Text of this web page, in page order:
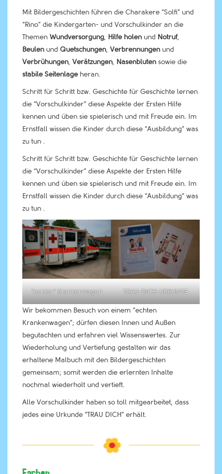
Mit Bildergeschichten führen die Charakere “Solfi” und
“Rino” die Kindergarten- und Vorschulkinder an die
Themen Wundversorgung, Hilfe holen und Notruf,
Beulen und Quetschungen, Verbrennungen und
Verbrühungen, Verätzungen, Nasenbluten sowie die
stabile Seitenlageheran.
Schritt für Schritt bzw. Geschichte für Geschichte lernen
die “Vorschulkinder” diese Aspekte der Ersten Hilfe
kennen und üben sie spielerisch und mit Freude ein. Im
Ernstfall wissen die Kinder durch diese “Ausbildung” was
zu tun .
Schritt für Schritt bzw. Geschichte für Geschichte lernen
die “Vorschulkinder” diese Aspekte der Ersten Hilfe
kennen und üben sie spielerisch und mit Freude ein. Im
Ernstfall wissen die Kinder durch diese “Ausbildung” was
zu tun .
“echter” Krankenwagen TRAU-DICH-URKUNDE
Wir bekommen Besuch von einem “echten
Krankenwagen”; dürfen diesen Innen und Außen
begutachten und erfahren viel Wissenswertes. Zur
Wiederholung und Vertiefung gestalten wir das
erhaltene Malbuch mit den Bildergeschichten
gemeinsam; somit werden die erlernten Inhalte
nochmal wiederholt und vertieft.
Alle Vorschulkinder haben so toll mitgearbeitet, dass
jedes eine Urkunde “TRAU DICH” erhält.